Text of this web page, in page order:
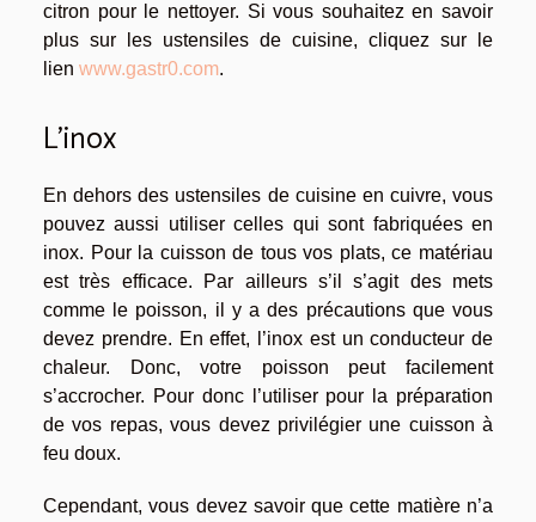
citron pour le nettoyer. Si vous souhaitez en savoir
plus sur les ustensiles de cuisine, cliquez sur le
lien www.gastr0.com.
L’inox
En dehors des ustensiles de cuisine en cuivre, vous
pouvez aussi utiliser celles qui sont fabriquées en
inox. Pour la cuisson de tous vos plats, ce matériau
est très efficace. Par ailleurs s’il s’agit des mets
comme le poisson, il y a des précautions que vous
devez prendre. En effet, l’inox est un conducteur de
chaleur. Donc, votre poisson peut facilement
s’accrocher. Pour donc l’utiliser pour la préparation
de vos repas, vous devez privilégier une cuisson à
feu doux.
Cependant, vous devez savoir que cette matière n’a